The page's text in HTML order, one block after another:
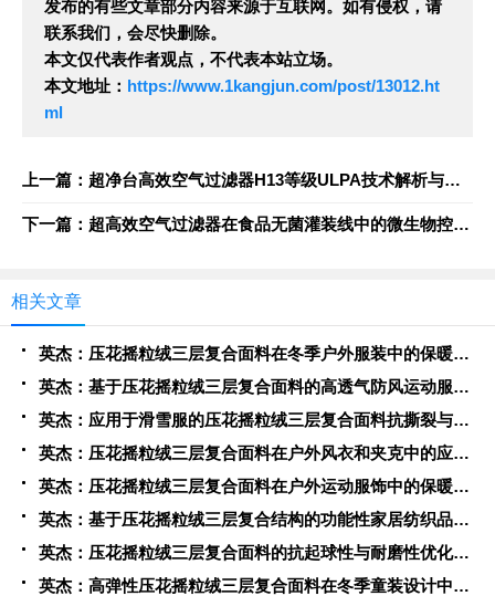
发布的有些文章部分内容来源于互联网。如有侵权，请
联系我们，会尽快删除。
本文仅代表作者观点，不代表本站立场。
本文地址： https://www.1kangjun.com/post/13012.ht
ml
上一篇：超净台高效空气过滤器H13等级ULPA技术解析与洁净度保障
下一篇：超高效空气过滤器在食品无菌灌装线中的微生物控制应用
相关文章
英杰：压花摇粒绒三层复合面料在冬季户外服装中的保暖性能优化研究
英杰：基于压花摇粒绒三层复合面料的高透气防风运动服饰开发
英杰：应用于滑雪服的压花摇粒绒三层复合面料抗撕裂与耐磨性提升技术
英杰：压花摇粒绒三层复合面料在户外风衣和夹克中的应用与性能
英杰：压花摇粒绒三层复合面料在户外运动服饰中的保暖与透气性能研究
英杰：基于压花摇粒绒三层复合结构的功能性家居纺织品开发与应用
英杰：压花摇粒绒三层复合面料的抗起球性与耐磨性优化技术分析
英杰：高弹性压花摇粒绒三层复合面料在冬季童装设计中的应用实践